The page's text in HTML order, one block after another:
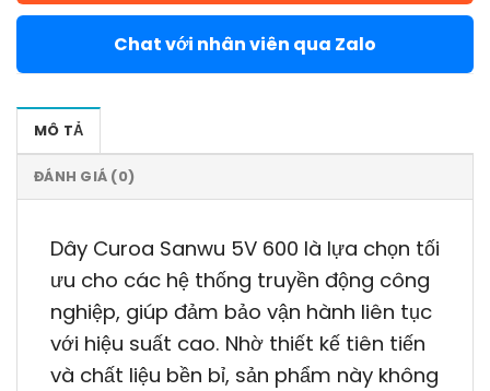
Chat với nhân viên qua Zalo
MÔ TẢ
ĐÁNH GIÁ (0)
Dây Curoa Sanwu 5V 600 là lựa chọn tối
ưu cho các hệ thống truyền động công
nghiệp, giúp đảm bảo vận hành liên tục
với hiệu suất cao. Nhờ thiết kế tiên tiến
và chất liệu bền bỉ, sản phẩm này không